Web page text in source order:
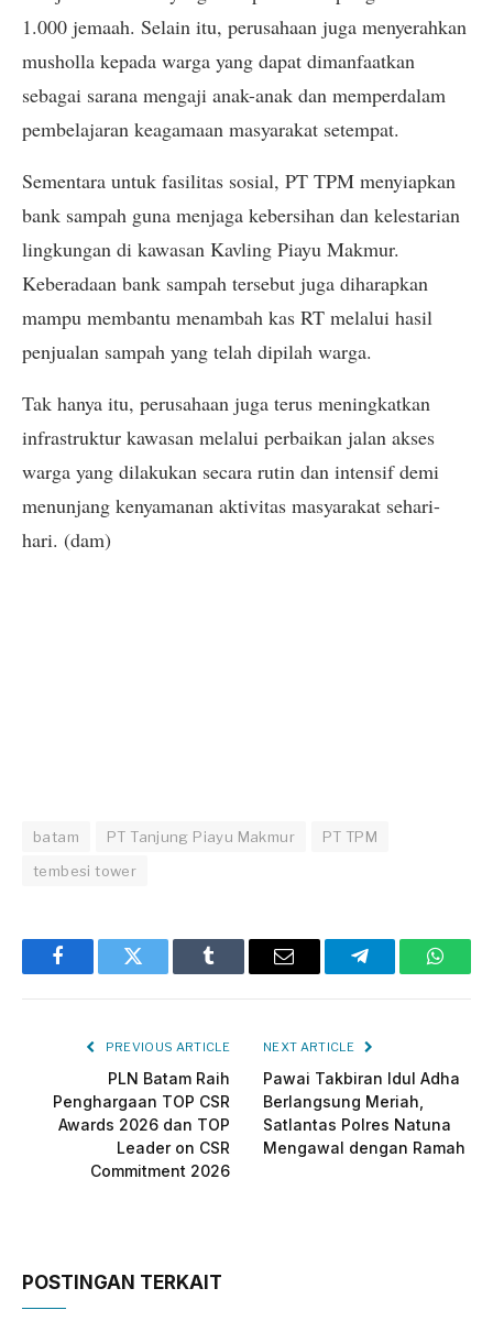
1.000 jemaah. Selain itu, perusahaan juga menyerahkan
musholla kepada warga yang dapat dimanfaatkan
sebagai sarana mengaji anak-anak dan memperdalam
pembelajaran keagamaan masyarakat setempat.
Sementara untuk fasilitas sosial, PT TPM menyiapkan
bank sampah guna menjaga kebersihan dan kelestarian
lingkungan di kawasan Kavling Piayu Makmur.
Keberadaan bank sampah tersebut juga diharapkan
mampu membantu menambah kas RT melalui hasil
penjualan sampah yang telah dipilah warga.
Tak hanya itu, perusahaan juga terus meningkatkan
infrastruktur kawasan melalui perbaikan jalan akses
warga yang dilakukan secara rutin dan intensif demi
menunjang kenyamanan aktivitas masyarakat sehari-
hari. (dam)
batam PT Tanjung Piayu Makmur
PT TPM
tembesi tower
FacebookTwitter Tumblr Email Telegram
PREVIOUS ARTICLE
PLN Batam Raih
Penghargaan TOP CSR
Awards 2026 dan TOP
Leader on CSR
Commitment 2026
NEXT ARTICLE
Pawai Takbiran Idul Adha
Berlangsung Meriah,
Satlantas Polres Natuna
Mengawal dengan Ramah
POSTINGAN TERKAIT